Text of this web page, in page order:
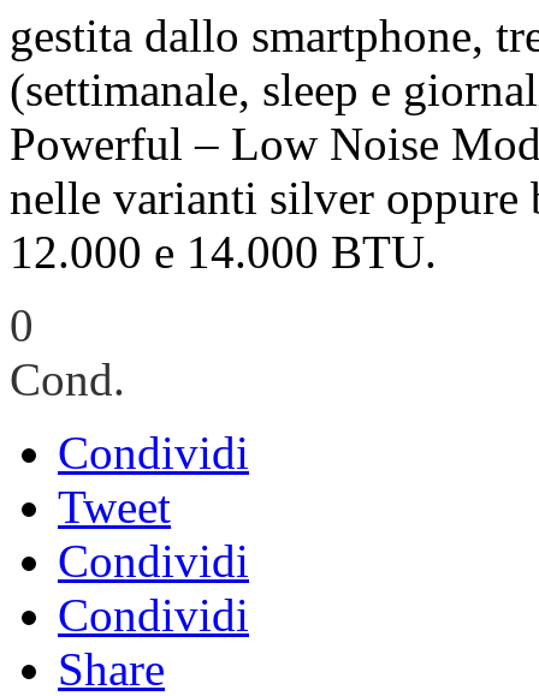
gestita dallo smartphone,
(settimanale, sleep e
Powerful – Low Noise
nelle varianti silver oppure
12.000 e 14.000 BTU.
0
Cond.
Condividi
Tweet
Condividi
Condividi
Share